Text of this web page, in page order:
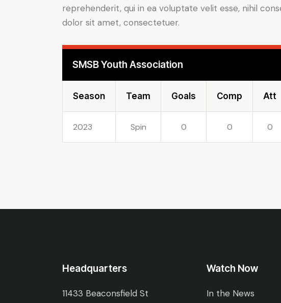
reprehenderit, qui in ea voluptate velit esse, nihil
dolor sit amet, consectetuer.
SMSB Youth Association
Season Team Goals Comp Att
2023 Spin 0 0 0
Headquarters
11433 Beaconsfield St
Watch Now
In the News